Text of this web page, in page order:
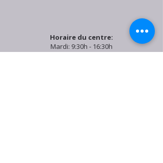
Horaire du centre:
Mardi: 9:30h - 16:30h